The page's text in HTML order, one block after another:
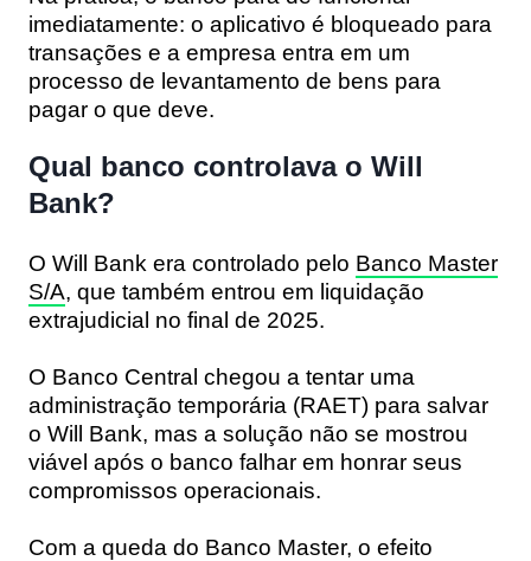
imediatamente: o aplicativo é bloqueado para
transações e a empresa entra em um
processo de levantamento de bens para
pagar o que deve.
Qual banco controlava o Will
Bank?
O Will Bank era controlado pelo Banco Master
S/A, que também entrou em liquidação
extrajudicial no final de 2025.
O Banco Central chegou a tentar uma
administração temporária (RAET) para salvar
o Will Bank, mas a solução não se mostrou
viável após o banco falhar em honrar seus
compromissos operacionais.
Com a queda do Banco Master, o efeito